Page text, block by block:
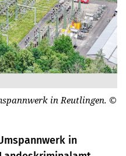
in Reutlingen. ©
in